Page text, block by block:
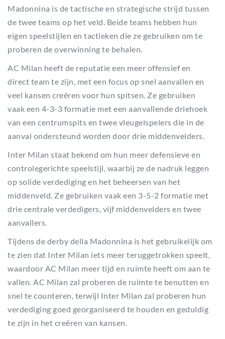
Madonnina is de tactische en strategische strijd tussen
de twee teams op het veld. Beide teams hebben hun
eigen speelstijlen en tactieken die ze gebruiken om te
proberen de overwinning te behalen.
AC Milan heeft de reputatie een meer offensief en
direct team te zijn, met een focus op snel aanvallen en
veel kansen creëren voor hun spitsen. Ze gebruiken
vaak een 4-3-3 formatie met een aanvallende driehoek
van een centrumspits en twee vleugelspelers die in de
aanval ondersteund worden door drie middenvelders.
Inter Milan staat bekend om hun meer defensieve en
controlegerichte speelstijl, waarbij ze de nadruk leggen
op solide verdediging en het beheersen van het
middenveld. Ze gebruiken vaak een 3-5-2 formatie met
drie centrale verdedigers, vijf middenvelders en twee
aanvallers.
Tijdens de derby della Madonnina is het gebruikelijk om
te zien dat Inter Milan iets meer teruggetrokken speelt,
waardoor AC Milan meer tijd en ruimte heeft om aan te
vallen. AC Milan zal proberen de ruimte te benutten en
snel te counteren, terwijl Inter Milan zal proberen hun
verdediging goed georganiseerd te houden en geduldig
te zijn in het creëren van kansen.